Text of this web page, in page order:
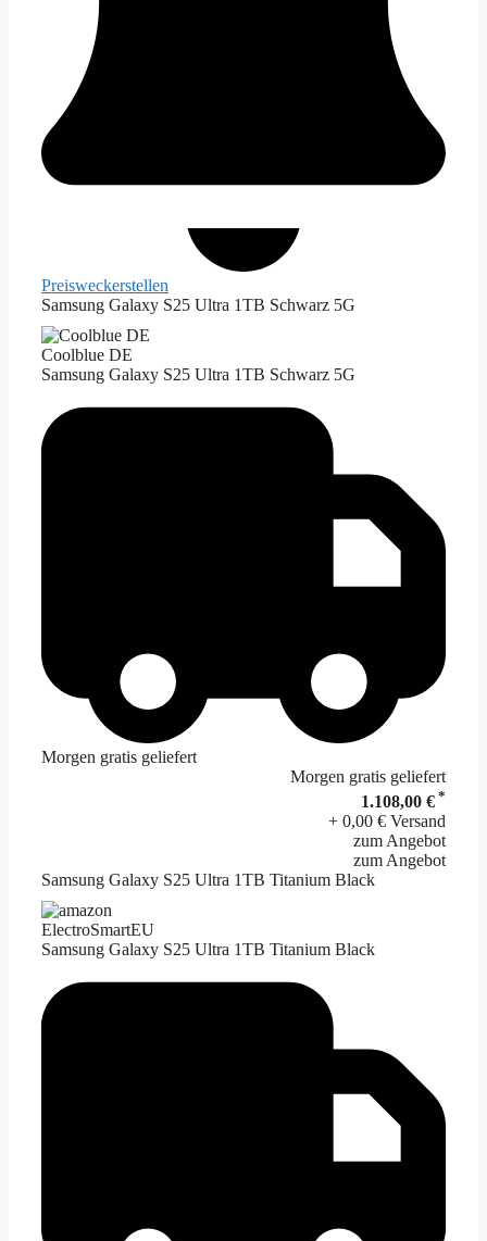
Preisweckerstellen
Samsung Galaxy S25 Ultra 1TB Schwarz 5G
Coolblue DE
Samsung Galaxy S25 Ultra 1TB Schwarz 5G
Morgen gratis geliefert
Morgen gratis geliefert
1.108,00 € *
+ 0,00 € Versand
zum Angebot
zum Angebot
Samsung Galaxy S25 Ultra 1TB Titanium Black
ElectroSmartEU
Samsung Galaxy S25 Ultra 1TB Titanium Black